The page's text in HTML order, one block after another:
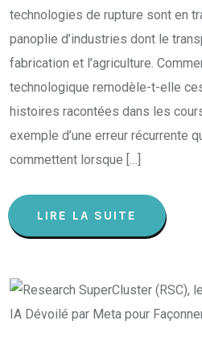
technologies de rupture sont en
panoplie d’industries dont le
fabrication et l’agriculture.
technologique remodèle-t-elle
histoires racontées dans les
exemple d’une erreur récurrente
commettent lorsque […]
LIRE LA SUITE